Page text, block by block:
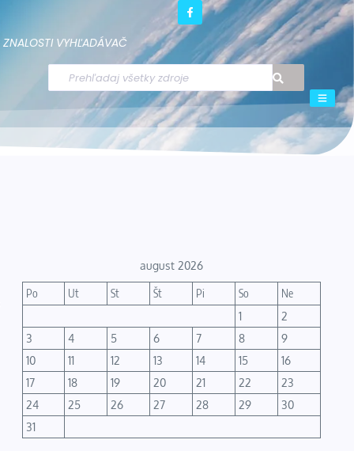
ZNALOSTI VYHĽADÁVAČ
august 2026
Po Ut St Št Pi So
Ne
1
2
3
4 5 6 7 8
9
10
11 12 13 14 15
16
17
18 19 20 21 22
23
24
25 26 27 28 29
30
31